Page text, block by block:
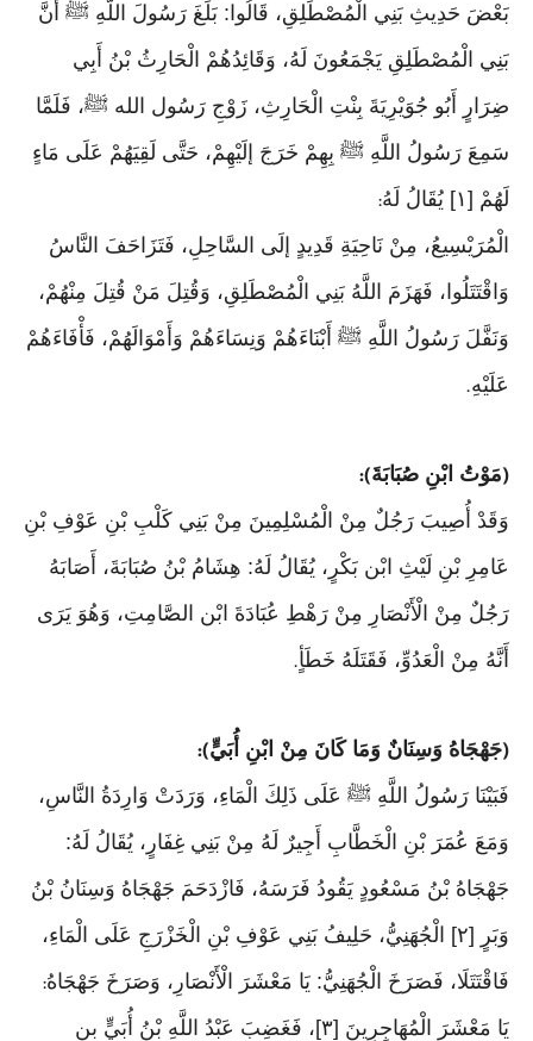
بَعْضَ حَدِيثِ بَنِي الْمُصْطَلِقِ، قَالُوا: بَلَغَ رَسُولَ اللَّهِ ﷺ أَنَّ
بَنِي الْمُصْطَلِقِ يَجْمَعُونَ لَهُ، وَقَائِدُهُمْ الْحَارِثُ بْنُ أَبِي
ضِرَارٍ أَبُو جُوَيْرِيَةَ بِنْتِ الْحَارِثِ، زَوْجِ رَسُول الله ﷺ، فَلَمَّا
سَمِعَ رَسُولُ اللَّهِ ﷺ بِهِمْ خَرَجَ إلَيْهِمْ، حَتَّى لَقِيَهُمْ عَلَى مَاءٍ
لَهُمْ [١] يُقَالُ لَهُ
:
الْمُرَيْسِيعُ، مِنْ نَاحِيَةِ قَدِيدٍ إلَى السَّاحِلِ، فَتَزَاحَفَ النَّاسُ
وَاقْتَتَلُوا، فَهَزَمَ اللَّهُ بَنِي الْمُصْطَلِقِ، وَقُتِلَ مَنْ قُتِلَ مِنْهُمْ،
وَنَفَّلَ رَسُولُ اللَّهِ ﷺ أَبْنَاءَهُمْ وَنِسَاءَهُمْ وَأَمْوَالَهُمْ، فَأْفَاءَهُمْ
عَلَيْهِ.
(مَوْتُ ابْنِ صُبَابَةَ):
وَقَدْ أُصِيبَ رَجُلٌ مِنْ الْمُسْلِمِينَ مِنْ بَنِي كَلْبِ بْنِ عَوْفِ بْنِ
عَامِرِ بْنِ لَيْثِ ابْن بَكْرٍ، يُقَالُ لَهُ: هِشَامُ بْنُ صُبَابَةَ، أَصَابَهُ
رَجُلٌ مِنْ الْأَنْصَارِ مِنْ رَهْطِ عُبَادَةَ ابْن الصَّامِتِ، وَهُوَ يَرَى
أَنَّهُ مِنْ الْعَدُوِّ، فَقَتَلَهُ خَطَأٍ.
(جَهْجَاهُ وَسِنَانٌ وَمَا كَانَ مِنْ ابْنِ أُبَيٍّ):
فَبَيْنَا رَسُولُ اللَّهِ ﷺ عَلَى ذَلِكَ الْمَاءِ، وَرَدَتْ وَارِدَةُ النَّاسِ،
وَمَعَ عُمَرَ بْنِ الْخَطَّابِ أَجِيرٌ لَهُ مِنْ بَنِي غِفَارٍ، يُقَالُ لَهُ:
جَهْجَاهُ بْنُ مَسْعُودٍ يَقُودُ فَرَسَهُ، فَازْدَحَمَ جَهْجَاهُ وَسِنَانُ بْنُ
وَبَرٍ [٢] الْجُهَنِيُّ، حَلِيفُ بَنِي عَوْفِ بْنِ الْخَزْرَجِ عَلَى الْمَاءِ،
فَاقْتَتَلَا، فَصَرَخَ الْجُهَنِيُّ: يَا مَعْشَرَ الْأَنْصَارِ، وَصَرَخَ جَهْجَاهُ:
يَا مَعْشَرَ الْمُهَاجِرِينَ [٣]، فَغَضِبَ عَبْدُ اللَّهِ بْنُ أُبَيٍّ بن